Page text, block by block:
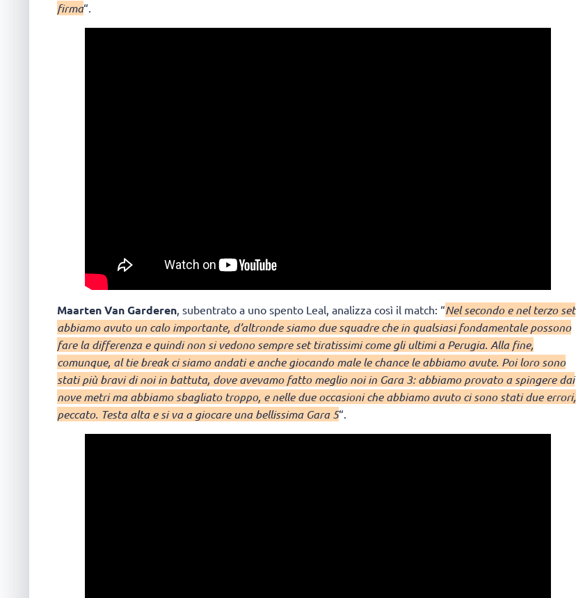
firma“.
Maarten Van Garderen, subentrato a uno spento Leal, analizza così il match: “Nel secondo e nel terzo set
abbiamo avuto un calo importante, d’altronde siamo due squadre che in qualsiasi fondamentale possono
fare la differenza e quindi non si vedono sempre set tiratissimi come gli ultimi a Perugia. Alla fine,
comunque, al tie break ci siamo andati e anche giocando male le chance le abbiamo avute. Poi loro sono
stati più bravi di noi in battuta, dove avevamo fatto meglio noi in Gara 3: abbiamo provato a spingere dai
nove metri ma abbiamo sbagliato troppo, e nelle due occasioni che abbiamo avuto ci sono stati due errori,
peccato. Testa alta e si va a giocare una bellissima Gara 5“.